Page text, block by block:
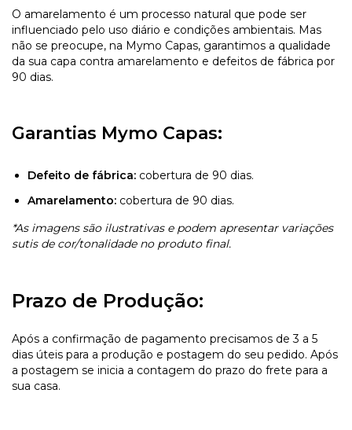
O amarelamento é um processo natural que pode ser
influenciado pelo uso diário e condições ambientais. Mas
não se preocupe, na Mymo Capas, garantimos a qualidade
da sua capa contra amarelamento e defeitos de fábrica por
90 dias.
Garantias Mymo Capas:
Defeito de fábrica: cobertura de 90 dias.
Amarelamento: cobertura de 90 dias.
*As imagens são ilustrativas e podem apresentar variações
sutis de cor/tonalidade no produto final.
Prazo de Produção:
Após a confirmação de pagamento precisamos de 3 a 5
dias úteis para a produção e postagem do seu pedido. Após
a postagem se inicia a contagem do prazo do frete para a
sua casa.